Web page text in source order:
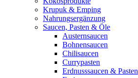
Krupuk & Emping
Nahrungsergänzung
Saucen, Pasten & Öle
Austernsaucen
Bohnensaucen
Chilisaucen
Currypasten
Erdnusssaucen & Pasten